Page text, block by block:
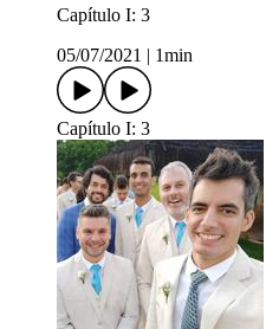
Capítulo I: 3
05/07/2021
1min
Capítulo I: 3